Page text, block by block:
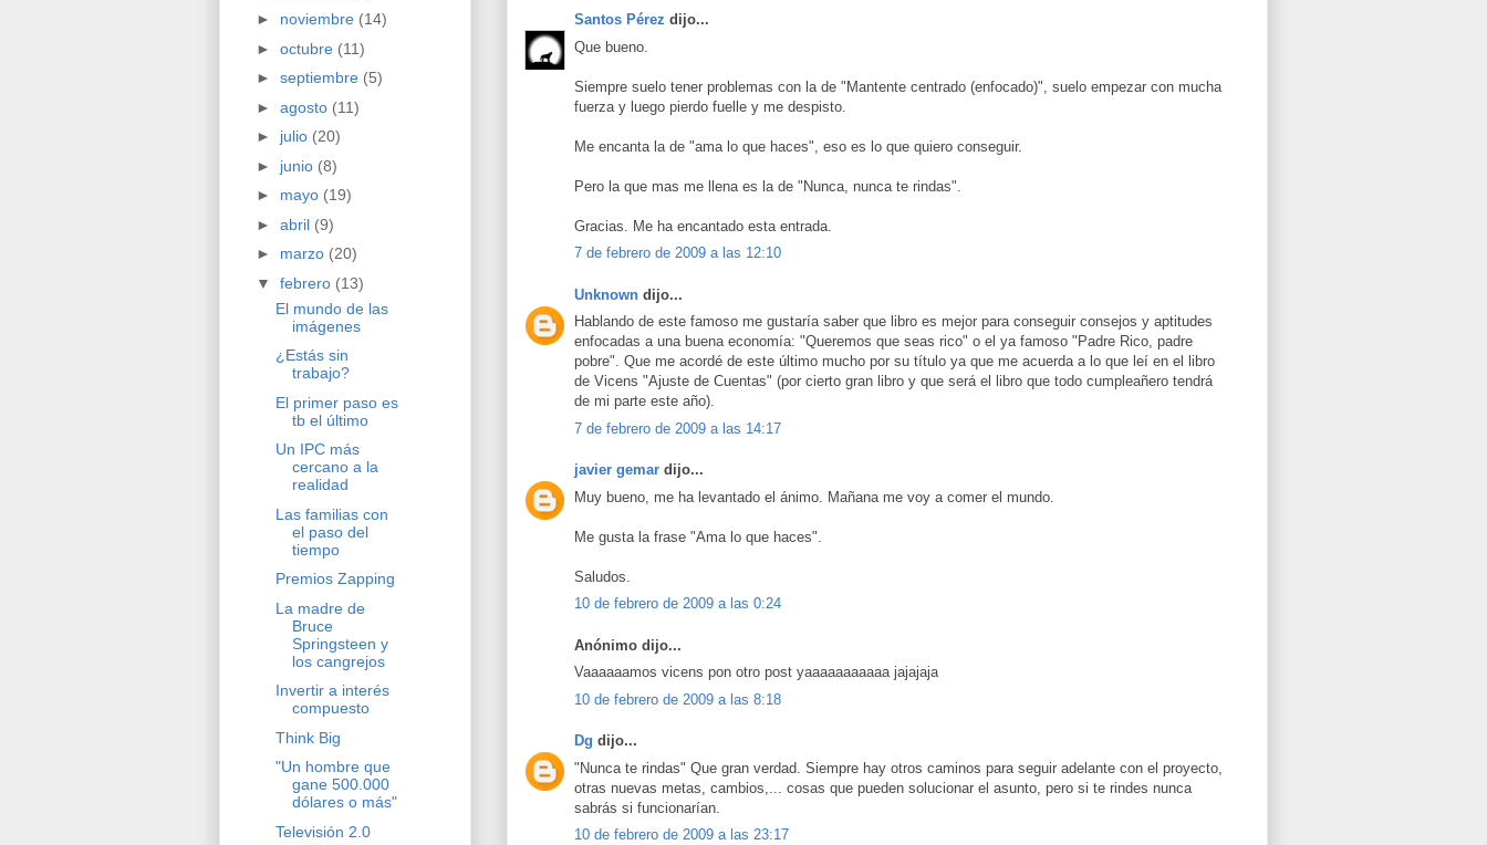
Santos Pérez dijo...
Que bueno.
Siempre suelo tener problemas con la de "Mantente centrado (enfocado)", suelo empezar con mucha
fuerza y luego pierdo fuelle y me despisto.
Me encanta la de "ama lo que haces", eso es lo que quiero conseguir.
Pero la que mas me llena es la de "Nunca, nunca te rindas".
Gracias. Me ha encantado esta entrada.
7 de febrero de 2009 a las 12:10
Unknown dijo...
Hablando de este famoso me gustaría saber que libro es mejor para conseguir consejos y aptitudes
enfocadas a una buena economía: "Queremos que seas rico" o el ya famoso "Padre Rico, padre
pobre". Que me acordé de este último mucho por su título ya que me acuerda a lo que leí en el libro
de Vicens "Ajuste de Cuentas" (por cierto gran libro y que será el libro que todo cumpleañero tendrá
de mi parte este año).
7 de febrero de 2009 a las 14:17
javier gemar dijo...
Muy bueno, me ha levantado el ánimo. Mañana me voy a comer el mundo.
Me gusta la frase "Ama lo que haces".
Saludos.
10 de febrero de 2009 a las 0:24
Anónimo dijo...
Vaaaaaamos vicens pon otro post yaaaaaaaaaaa jajajaja
10 de febrero de 2009 a las 8:18
Dg dijo...
"Nunca te rindas" Que gran verdad. Siempre hay otros caminos para seguir adelante con el proyecto,
otras nuevas metas, cambios,... cosas que pueden solucionar el asunto, pero si te rindes nunca
sabrás si funcionarían.
10 de febrero de 2009 a las 23:17
► noviembre (14)
► octubre (11)
► septiembre (5)
► agosto (11)
► julio (20)
► junio (8)
► mayo (19)
► abril (9)
► marzo (20)
▼ febrero (13)
El mundo de las
imágenes
¿Estás sin
trabajo?
El primer paso es
tb el último
Un IPC más
cercano a la
realidad
Las familias con
el paso del
tiempo
Premios Zapping
La madre de
Bruce
Springsteen y
los cangrejos
Invertir a interés
compuesto
Think Big
"Un hombre que
gane 500.000
dólares o más"
Televisión 2.0